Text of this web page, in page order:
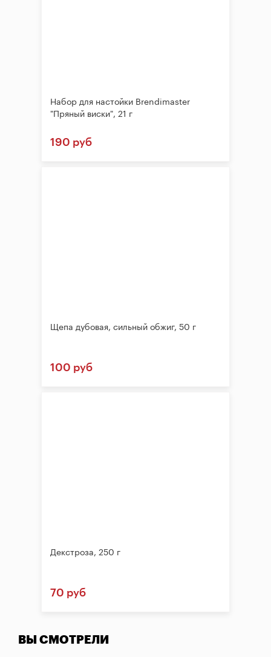
Набор для настойки Brendimaster
"Пряный виски", 21 г
190 руб
Щепа дубовая, сильный обжиг, 50 г
100 руб
Декстроза, 250 г
70 руб
ВЫ СМОТРЕЛИ